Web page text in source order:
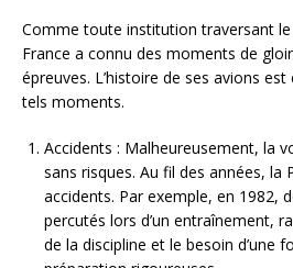
Comme toute institution traversant
France a connu des moments de
épreuves. L’histoire de ses avions
tels moments.
Accidents : Malheureusement, la
sans risques. Au fil des années, la
accidents. Par exemple, en 1982,
percutés lors d’un entraînement,
de la discipline et le besoin d’une